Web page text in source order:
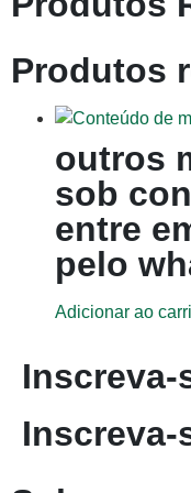
Produtos
outros
sob
entre
pelo
Adicionar ao
Inscreva-
Inscreva-